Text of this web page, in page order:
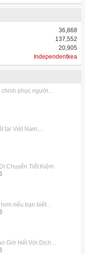
36,868
137,552
20,905
Independentkea
chinh phục người...
tại Việt Nam,...
Chuyển Tiết Kiệm
nếu bạn biết...
Giờ Hết Với Dịch...